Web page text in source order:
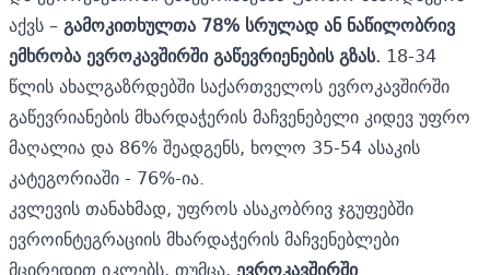
აქვს –გამოკითხულთა 78% სრულად ან ნაწილობრივ
ემხრობა ევროკავშირში გაწევრიენების გზას. 18-34
წლის ახალგაზრდებში საქართველოს ევროკავშირში
გაწევრიანების მხარდაჭერის მაჩვენებელი კიდევ უფრო
მაღალია და 86% შეადგენს, ხოლო 35-54 ასაკის
კატეგორიაში - 76%-ია.
კვლევის თანახმად, უფროს ასაკობრივ ჯგუფებში
ევროინტეგრაციის მხარდაჭერის მაჩვენებლები